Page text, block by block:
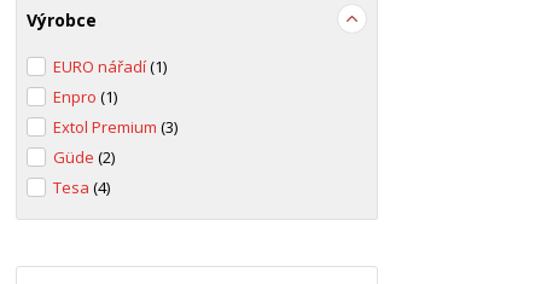
Výrobce
EURO nářadí(1)
Enpro(1)
Extol Premium(3)
Güde(2)
Tesa(4)